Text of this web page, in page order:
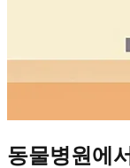
동물병원에